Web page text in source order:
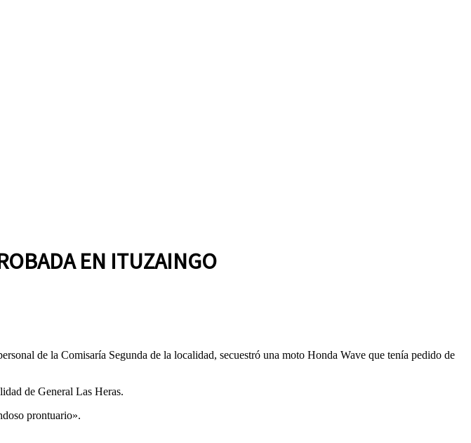
EN ITUZAINGO
de la Comisaría Segunda de la localidad, secuestró una moto Honda Wave que tenía pedido de
de General Las Heras.
prontuario».